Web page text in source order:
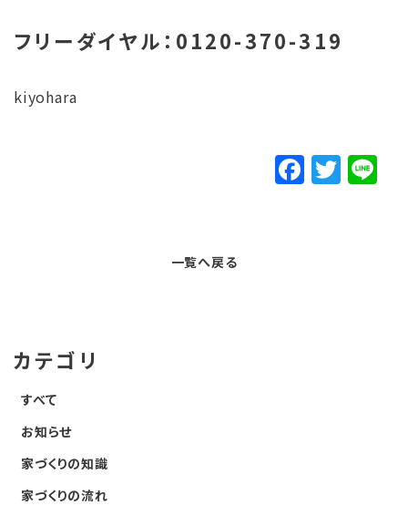
フリーダイヤル：0120-370-319
kiyohara
F
a
T
w
一覧へ戻る
カテゴリ
すべて
お知らせ
家づくりの知識
家づくりの流れ